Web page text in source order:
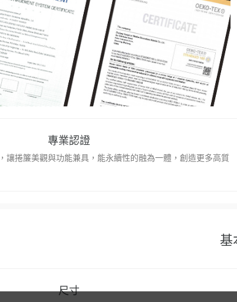
專業認證
讓捲簾美觀與功能兼具，能永續性的融為一體，創造更多高質
基
尺寸